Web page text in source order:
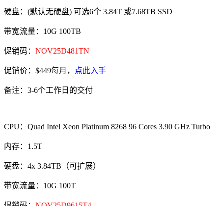
硬盘：(默认无硬盘) 可选6个 3.84T 或7.68TB SSD
带宽流量：10G 100TB
促销码： NOV25D481TN
促销价：$449每月， 点此入手
备注：3-6个工作日的交付
CPU：Quad Intel Xeon Platinum 8268 96 Cores 3.90 GHz Turbo
内存：1.5T
硬盘：4x 3.84TB（可扩展）
带宽流量：10G 100T